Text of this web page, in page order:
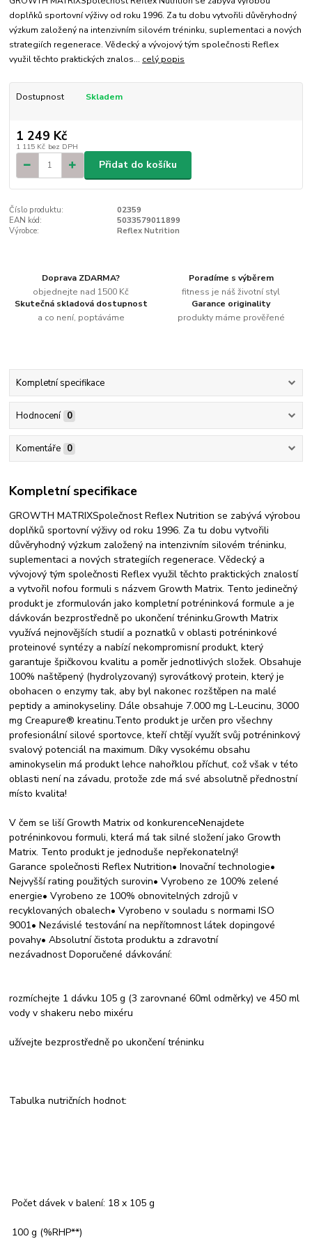
doplňků sportovní výživy od roku 1996. Za tu dobu vytvořili důvěryhodný
výzkum založený na intenzivním silovém tréninku, suplementaci a nových
strategiích regenerace. Vědecký a vývojový tým společnosti Reflex
využil těchto praktických znalos... celý popis
Dostupnost Skladem
1 249 Kč
1 115 Kč bez DPH
Přidat do košíku
Číslo produktu:
02359
EAN kód:
5033579011899
Výrobce:
Reflex Nutrition
Doprava ZDARMA?
objednejte nad 1500 Kč
Poradíme s výběrem
fitness je náš životní styl
Skutečná skladová dostupnost
a co není, poptáváme
Garance originality
produkty máme prověřené
Kompletní specifikace
Hodnocení 0
Komentáře 0
Kompletní specifikace
GROWTH MATRIXSpolečnost Reflex Nutrition se zabývá výrobou
doplňků sportovní výživy od roku 1996. Za tu dobu vytvořili
důvěryhodný výzkum založený na intenzivním silovém tréninku,
suplementaci a nových strategiích regenerace. Vědecký a
vývojový tým společnosti Reflex využil těchto praktických znalostí
a vytvořil nofou formuli s názvem Growth Matrix. Tento jedinečný
produkt je zformulován jako kompletní potréninková formule a je
dávkován bezprostředně po ukončení tréninku.Growth Matrix
využívá nejnovějších studií a poznatků v oblasti potréninkové
proteinové syntézy a nabízí nekompromisní produkt, který
garantuje špičkovou kvalitu a poměr jednotlivých složek. Obsahuje
100% naštěpený (hydrolyzovaný) syrovátkový protein, který je
obohacen o enzymy tak, aby byl nakonec rozštěpen na malé
peptidy a aminokyseliny. Dále obsahuje 7.000 mg L-Leucinu, 3000
mg Creapure® kreatinu.Tento produkt je určen pro všechny
profesionální silové sportovce, kteří chtějí využít svůj potréninkový
svalový potenciál na maximum. Díky vysokému obsahu
aminokyselin má produkt lehce nahořklou příchuť, což však v této
oblasti není na závadu, protože zde má své absolutně přednostní
místo kvalita!
V čem se liší Growth Matrix od konkurenceNenajdete
potréninkovou formuli, která má tak silné složení jako Growth
Matrix. Tento produkt je jednoduše nepřekonatelný!
Garance společnosti Reflex Nutrition• Inovační technologie•
Nejvyšší rating použitých surovin• Vyrobeno ze 100% zelené
energie• Vyrobeno ze 100% obnovitelných zdrojů v
recyklovaných obalech• Vyrobeno v souladu s normami ISO
9001• Nezávislé testování na nepřítomnost látek dopingové
povahy• Absolutní čistota produktu a zdravotní
nezávadnost Doporučené dávkování:
rozmíchejte 1 dávku 105 g (3 zarovnané 60ml odměrky) ve 450 ml
vody v shakeru nebo mixéru
užívejte bezprostředně po ukončení tréninku
Tabulka nutričních hodnot:
Počet dávek v balení: 18 x 105 g
100 g (%RHP**)